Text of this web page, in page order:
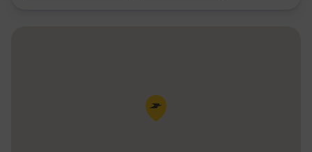
Pin de la carte